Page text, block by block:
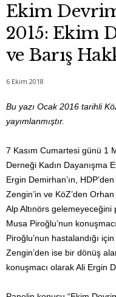
Ekim
2015: Ekim
ve Barış
6 Ekim 2018
Bu yazı Ocak 2016 tarihli
yayımlanmıştır.
7 Kasım Cumartesi günü 1
Derneği Kadın Dayanışma
Ergin Demirhan’ın,
Zengin’in ve KöZ’den
Alp Altınörs
Musa Piroğlu’nun
Piroğlu’nun hastalandığı
Zengin’den ise bir dönüş
konuşmacı olarak Ali Ergin